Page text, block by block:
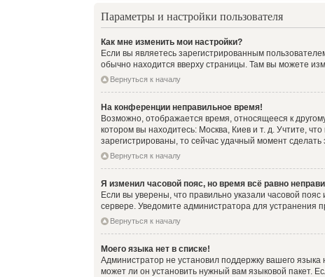
Параметры и настройки пользователя
Как мне изменить мои настройки?
Если вы являетесь зарегистрированным
обычно находится вверху страницы. Там вы можете
Вернуться к началу
На конференции неправильное время!
Возможно, отображается время, относящееся к
котором вы находитесь: Москва, Киев и т. д. Учтите,
зарегистрированы, то сейчас удачный момент сделать
Вернуться к началу
Я изменил часовой пояс, но время всё равно
Если вы уверены, что правильно указали часовой
сервере. Уведомите администратора для устранения
Вернуться к началу
Моего языка нет в списке!
Администратор не установил поддержку вашего
может ли он установить нужный вам языковой пакет.